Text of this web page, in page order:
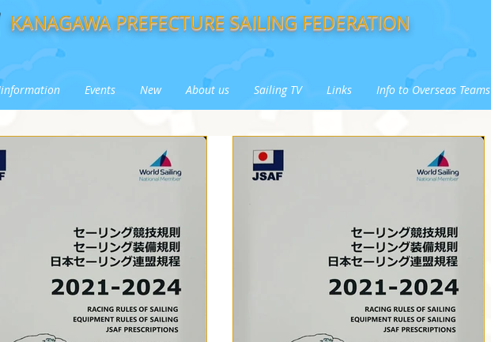
KANAGAWA PREFECTURE SAILING FEDERATION
Events New About us Sailing TV Links Info to Overseas Teams